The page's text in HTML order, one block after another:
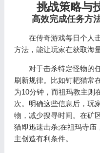
挑战策略与
高效完成任务方
在传奇游戏每日个人击
方法，能让玩家在获取海
对于击杀特定怪物的任
刷新规律。比如钉耙猫常
为10分钟，而祖玛教主则
次。明确这些信息后，玩
物，减少搜寻时间。在矿
猫即迅速击杀;在祖玛寺庙
主创造有利条件。